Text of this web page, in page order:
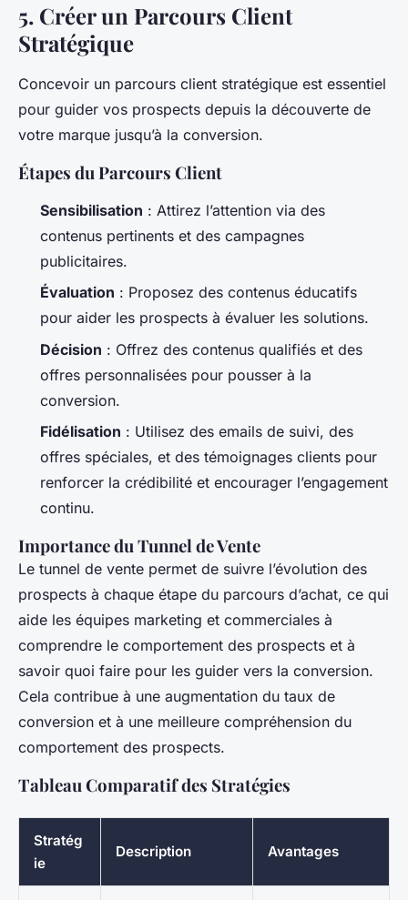
5. Créer un Parcours Client
Stratégique
Concevoir un parcours client stratégique est essentiel
pour guider vos prospects depuis la découverte de
votre marque jusqu’à la conversion.
Étapes du Parcours Client
Sensibilisation : Attirez l’attention via des
contenus pertinents et des campagnes
publicitaires.
Évaluation : Proposez des contenus éducatifs
pour aider les prospects à évaluer les solutions.
Décision : Offrez des contenus qualifiés et des
offres personnalisées pour pousser à la
conversion.
Fidélisation : Utilisez des emails de suivi, des
offres spéciales, et des témoignages clients pour
renforcer la crédibilité et encourager l’engagement
continu.
Importance du Tunnel de Vente
Le tunnel de vente permet de suivre l’évolution des
prospects à chaque étape du parcours d’achat, ce qui
aide les équipes marketing et commerciales à
comprendre le comportement des prospects et à
savoir quoi faire pour les guider vers la conversion.
Cela contribue à une augmentation du taux de
conversion et à une meilleure compréhension du
comportement des prospects.
Tableau Comparatif des Stratégies
Stratég
ie
Description Avantages